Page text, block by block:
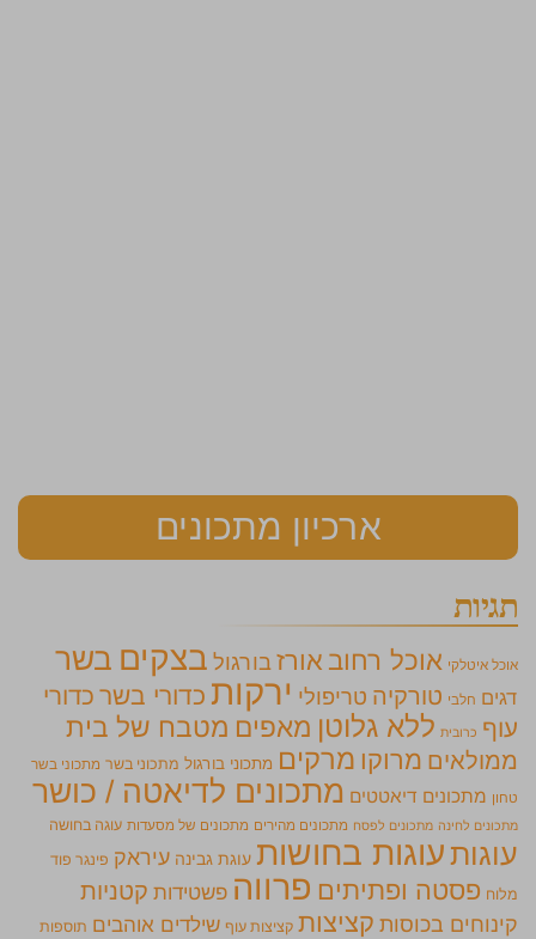
ארכיון מתכונים
תגיות
אוכל איטלקי אוכל רחוב אורזבורגול בצקים בשר
דגים חלבי טורקיה טריפולי ירקות כדורי בשר כדורי
עוף כרובית ללא גלוטן מאפים מטבח של בית
ממולאים מרוקו מרקים מתכוני בורגול מתכוני בשר מתכוני בשר
טחון מתכונים דיאטטים מתכונים לדיאטה / כושר
מתכונים לחינה מתכונים לפסח מתכונים מהירים מתכונים של מסעדות עוגה בחושה
עוגותעוגות בחושות עוגת גבינה עיראק פינגר פוד
מלוח פסטה ופתיתים פרווה פשטידות קטניות
קינוחים בכוסות קציצות קציצות עוף שילדים אוהבים תוספות